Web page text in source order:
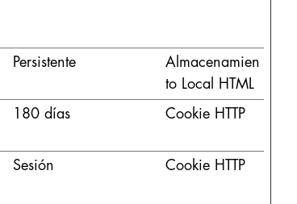
Persistente
Almacenamien
to Local HTML
180 días Cookie HTTP
Sesión Cookie HTTP